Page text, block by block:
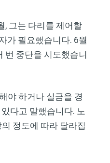
, 그는 다리를 제어할
가 필요했습니다. 6월
번 중단을 시도했습니
야 하거나 실금을 경
다고 말했습니다. 노
정도에 따라 달라집